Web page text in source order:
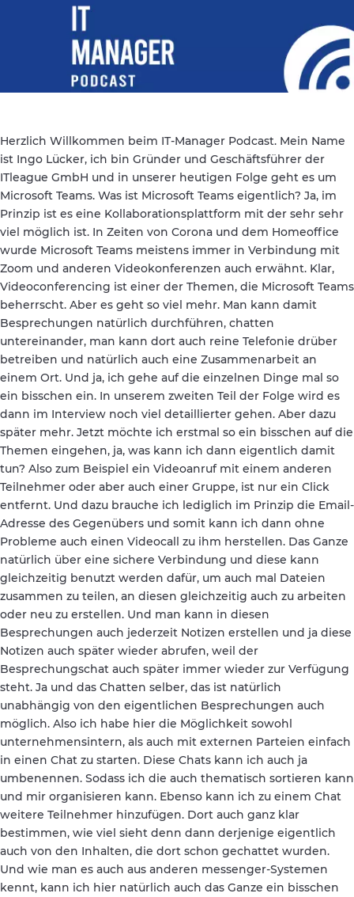
Herzlich Willkommen beim IT-Manager Podcast. Mein Name
ist Ingo Lücker, ich bin Gründer und Geschäftsführer der
ITleague GmbH und in unserer heutigen Folge geht es um
Microsoft Teams. Was ist Microsoft Teams eigentlich? Ja, im
Prinzip ist es eine Kollaborationsplattform mit der sehr sehr
viel möglich ist. In Zeiten von Corona und dem Homeoffice
wurde Microsoft Teams meistens immer in Verbindung mit
Zoom und anderen Videokonferenzen auch erwähnt. Klar,
Videoconferencing ist einer der Themen, die Microsoft Teams
beherrscht. Aber es geht so viel mehr. Man kann damit
Besprechungen natürlich durchführen, chatten
untereinander, man kann dort auch reine Telefonie drüber
betreiben und natürlich auch eine Zusammenarbeit an
einem Ort. Und ja, ich gehe auf die einzelnen Dinge mal so
ein bisschen ein. In unserem zweiten Teil der Folge wird es
dann im Interview noch viel detaillierter gehen. Aber dazu
später mehr. Jetzt möchte ich erstmal so ein bisschen auf die
Themen eingehen, ja, was kann ich dann eigentlich damit
tun? Also zum Beispiel ein Videoanruf mit einem anderen
Teilnehmer oder aber auch einer Gruppe, ist nur ein Click
entfernt. Und dazu brauche ich lediglich im Prinzip die Email-
Adresse des Gegenübers und somit kann ich dann ohne
Probleme auch einen Videocall zu ihm herstellen. Das Ganze
natürlich über eine sichere Verbindung und diese kann
gleichzeitig benutzt werden dafür, um auch mal Dateien
zusammen zu teilen, an diesen gleichzeitig auch zu arbeiten
oder neu zu erstellen. Und man kann in diesen
Besprechungen auch jederzeit Notizen erstellen und ja diese
Notizen auch später wieder abrufen, weil der
Besprechungschat auch später immer wieder zur Verfügung
steht. Ja und das Chatten selber, das ist natürlich
unabhängig von den eigentlichen Besprechungen auch
möglich. Also ich habe hier die Möglichkeit sowohl
unternehmensintern, als auch mit externen Parteien einfach
in einen Chat zu starten. Diese Chats kann ich auch ja
umbenennen. Sodass ich die auch thematisch sortieren kann
und mir organisieren kann. Ebenso kann ich zu einem Chat
weitere Teilnehmer hinzufügen. Dort auch ganz klar
bestimmen, wie viel sieht denn dann derjenige eigentlich
auch von den Inhalten, die dort schon gechattet wurden.
Und wie man es auch aus anderen messenger-Systemen
kennt, kann ich hier natürlich auch das Ganze ein bisschen